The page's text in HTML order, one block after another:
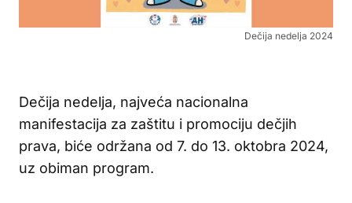
Dečija nedelja 2024
Dečija nedelja, najveća nacionalna
manifestacija za zaštitu i promociju dečjih
prava, biće održana od 7. do 13. oktobra 2024,
uz obiman program.